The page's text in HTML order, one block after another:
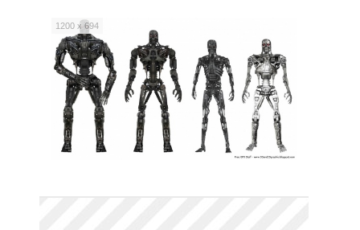
1200 x 694